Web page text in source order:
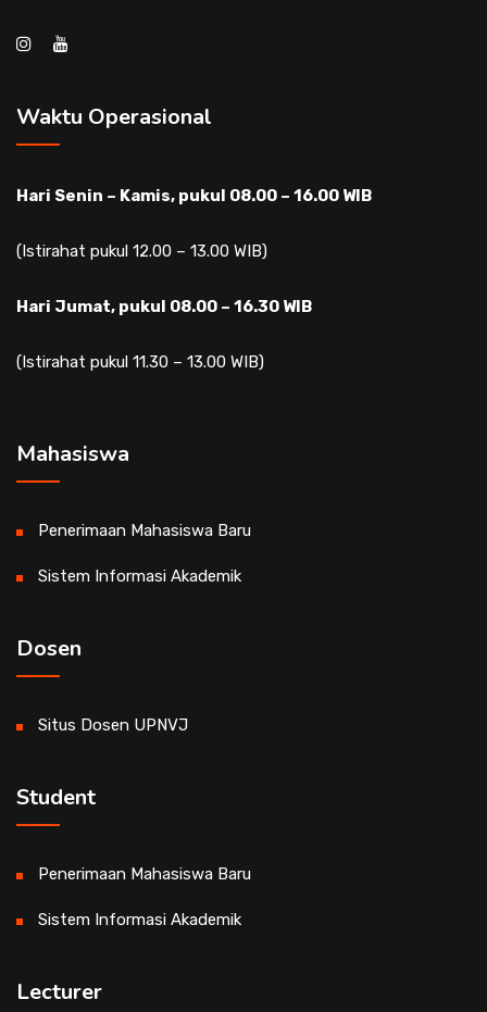
Waktu Operasional
Hari Senin – Kamis, pukul 08.00 – 16.00 WIB
(Istirahat pukul 12.00 – 13.00 WIB)
Hari Jumat, pukul 08.00 – 16.30 WIB
(Istirahat pukul 11.30 – 13.00 WIB)
Mahasiswa
Penerimaan Mahasiswa Baru
Sistem Informasi Akademik
Dosen
Situs Dosen UPNVJ
Student
Penerimaan Mahasiswa Baru
Sistem Informasi Akademik
Lecturer